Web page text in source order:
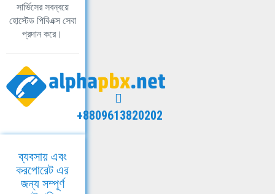
সার্ভিসের সবন্বয়ে
হোস্টেড পিবিএক্স সেবা
প্রদান করে।
+8809613820202
ব্যবসায় এবং
করপোরেট এর
জন্য সম্পূর্ণ